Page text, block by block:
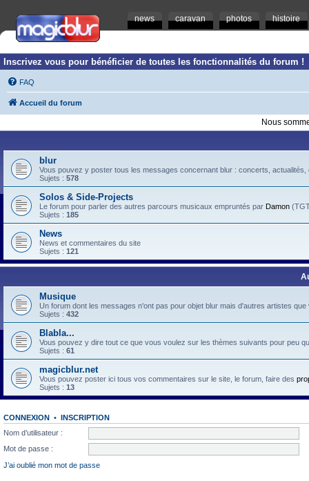
news caravan photos histoire
Inscrivez vous pour bénéficier de toutes les fonctionnalités du forum !
FAQ
Accueil du forum
Nous
blur
Vous pouvez y poster tous les messages concernant blur : concerts,
Sujets : 578
Solos & Side-Projects
Le forum pour parler des autres parcours musicaux empruntés par Damon
Sujets : 185
News
News et commentaires du site
Sujets : 121
Musique
Un forum dont les messages n'ont pas pour objet blur mais d'autres artistes
Sujets : 432
Blabla...
Vous pouvez y dire tout ce que vous voulez sur les thèmes suivants pour peu
Sujets : 61
magicblur.net
Vous pouvez poster ici tous vos commentaires sur le site, le forum, faire des
Sujets : 13
CONNEXION • INSCRIPTION
Nom d’utilisateur :
Mot de passe :
J’ai oublié mon mot de passe